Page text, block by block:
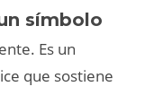
símbolo
Es un
que sostiene